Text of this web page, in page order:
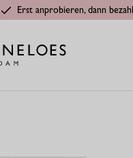
Erst anprobieren, dann